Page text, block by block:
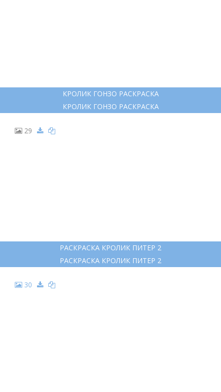
КРОЛИК ГОНЗО РАСКРАСКА
КРОЛИК ГОНЗО РАСКРАСКА
29
РАСКРАСКА КРОЛИК ПИТЕР 2
РАСКРАСКА КРОЛИК ПИТЕР 2
30